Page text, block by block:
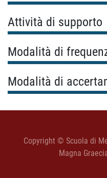
Attività di supporto
Modalità di
Modalità di
Copyright © Scuola di
Magna